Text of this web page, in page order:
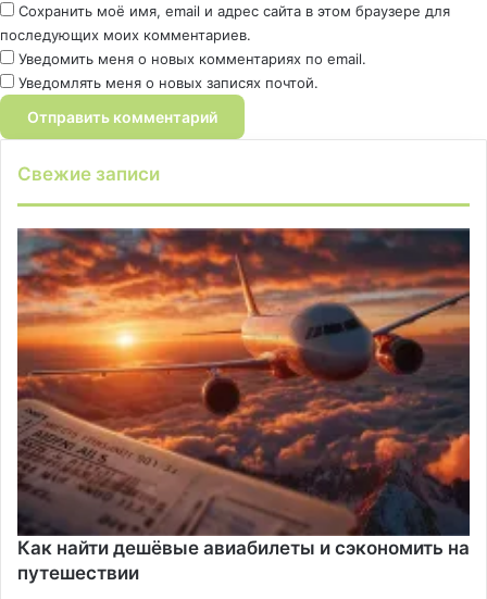
Сохранить моё имя, email и адрес сайта в этом браузере для
последующих моих комментариев.
Уведомить меня о новых комментариях по email.
Уведомлять меня о новых записях почтой.
Свежие записи
Как найти дешёвые авиабилеты и сэкономить на
путешествии